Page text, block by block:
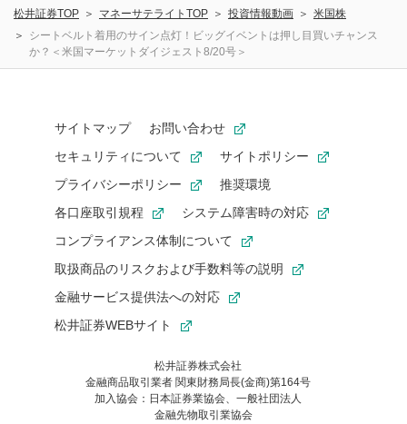
松井証券TOP マネーサテライトTOP 投資情報動画
米国株
シートベルト着用のサイン点灯！ビッグイベントは押し目買いチャンス
か？＜米国マーケットダイジェスト8/20号＞
サイトマップ
お問い合わせ
セキュリティについて
サイトポリシー
プライバシーポリシー
推奨環境
各口座取引規程
システム障害時の対応
コンプライアンス体制について
取扱商品のリスクおよび手数料等の説明
金融サービス提供法への対応
松井証券WEBサイト
松井証券株式会社
金融商品取引業者 関東財務局長(金商)第164号
加入協会：日本証券業協会、一般社団法人
金融先物取引業協会
お気に入り機能は松井証券の会員限定の機能です。
お気に入り登録いただくと、後からいつでもお気に入りのコンテ